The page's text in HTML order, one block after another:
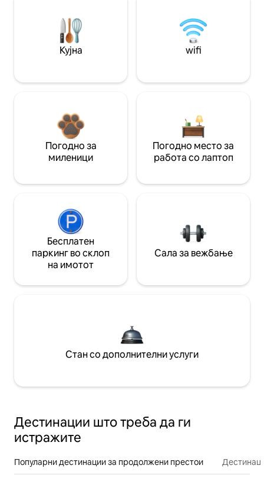
Кујна wifi
Погодно за
миленици
Погодно место за
работа со лаптоп
Бесплатен
паркинг во склоп
на имотот
Сала за вежбање
Стан со дополнителни услуги
Дестинации што треба да ги
истражите
Популарни дестинации за продолжени престои